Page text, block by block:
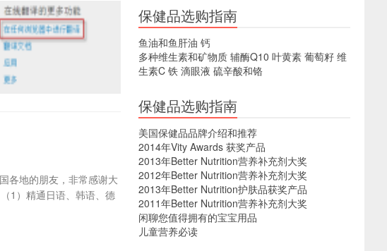
各地的朋友，非常感谢大
1）精通日语、韩语、德
保健品选购指南
鱼油和鱼肝油 钙
多种维生素和矿物质 辅酶Q10 叶黄素 葡萄籽 维
生素C 铁 滴眼液 硫辛酸和铬
保健品选购指南
美国保健品品牌介绍和推荐
2014年Vity Awards 获奖产品
2013年Better Nutrition营养补充剂大奖
2012年Better Nutrition营养补充剂大奖
2013年Better Nutrition护肤品获奖产品
2011年Better Nutrition营养补充剂大奖
闲聊您值得拥有的宝宝用品
儿童营养必读